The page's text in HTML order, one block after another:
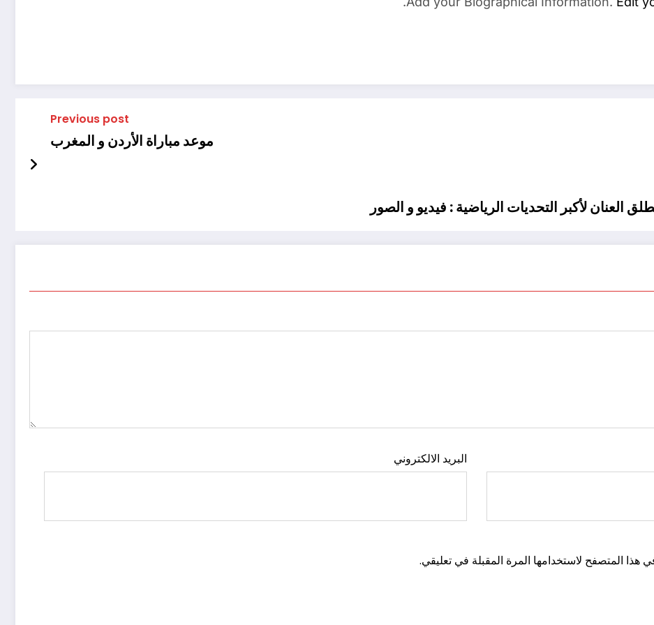
Previous post
موعد مباراة الأردن و المغرب
العنان لأكبر التحديات الرياضية : فيديو و الصور
البريد الالكتروني
هذا المتصفح لاستخدامها المرة المقبلة في تعليقي.